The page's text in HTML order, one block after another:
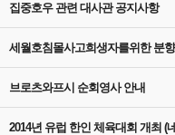
집중호우 관련 대사관 공지사항
세월호침몰사고희생자를위한 분
브로츠와프시 순회영사 안내
2014년 유럽 한인 체육대회 개최 (